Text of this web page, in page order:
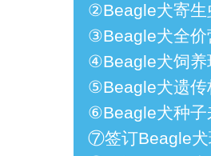
②Beagle犬寄生
③Beagle犬全价
④Beagle犬饲养
⑤Beagle犬遗传
⑥Beagle犬种子
⑦签订Beagle犬